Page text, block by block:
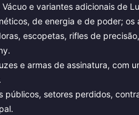
e variantes adicionais de
de energia e de poder; os
escopetas, rifles de
e armas de assinatura, com
públicos, setores perdidos,